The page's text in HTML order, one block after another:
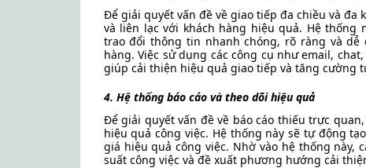
Để giải quyết vấn đề về giao tiếp đa chiều và đa
và liên lạc với khách hàng hiệu quả. Hệ thống
trao đổi thông tin nhanh chóng, rõ ràng và
hàng. Việc sử dụng các công cụ như email,
giúp cải thiện hiệu quả giao tiếp và tăng cường
4. Hệ thống báo cáo và theo dõi hiệu quả
Để giải quyết vấn đề về báo cáo thiếu trực
hiệu quả công việc. Hệ thống này sẽ tự động
giá hiệu quả công việc. Nhờ vào hệ thống này,
suất công việc và đề xuất phương hướng cải